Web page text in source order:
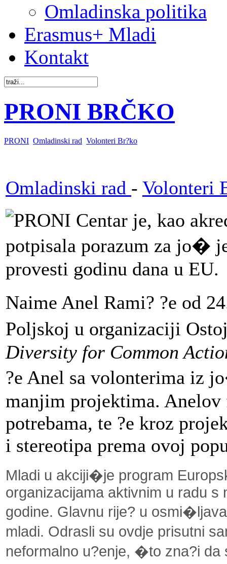
Omladinska politika
Erasmus+ Mladi
Kontakt
PRONI BRČKO
PRONI Omladinski rad Volonteri Br?ko
Omladinski rad - Volonteri
PRONI Centar je, kao
potpisala porazum za jo�
provesti godinu dana u EU.
Naime Anel Rami? ?e od
Poljskoj u organizaciji
Diversity for Common
?e Anel sa volonterima iz
manjim projektima. Anelov
potrebama, te ?e kroz
i stereotipa prema ovoj
Mladi u akciji�je program
organizacijama aktivnim u radu s
godine. Glavnu rije? u
mladi. Odrasli su ovdje prisutni
neformalno u?enje, �to zna?i